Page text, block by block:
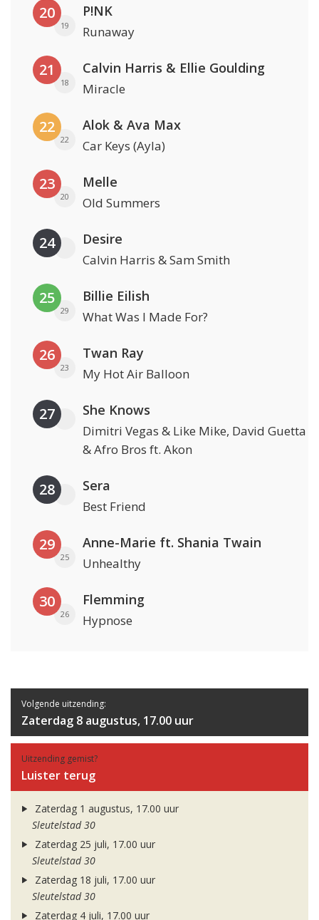
20
19
P!NK
Runaway
21
18
Calvin Harris & Ellie Goulding
Miracle
22
22
Alok & Ava Max
Car Keys (Ayla)
23
20
Melle
Old Summers
24 Desire
Calvin Harris & Sam Smith
25
29
Billie Eilish
What Was I Made For?
26
23
Twan Ray
My Hot Air Balloon
27 She Knows
Dimitri Vegas & Like Mike, David Guetta
& Afro Bros ft. Akon
28 Sera
Best Friend
29
25
Anne-Marie ft. Shania Twain
Unhealthy
30
26
Flemming
Hypnose
Volgende uitzending:
Zaterdag 8 augustus, 17.00 uur
Uitzending gemist?
Luister terug
Zaterdag 1 augustus, 17.00 uur
Sleutelstad 30
Zaterdag 25 juli, 17.00 uur
Sleutelstad 30
Zaterdag 18 juli, 17.00 uur
Sleutelstad 30
Zaterdag 4 juli, 17.00 uur